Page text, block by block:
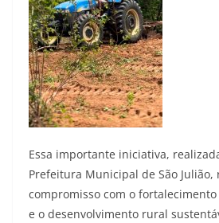
Essa importante iniciativa,
Prefeitura Municipal de São Julião,
compromisso com o
e o desenvolvimento rural